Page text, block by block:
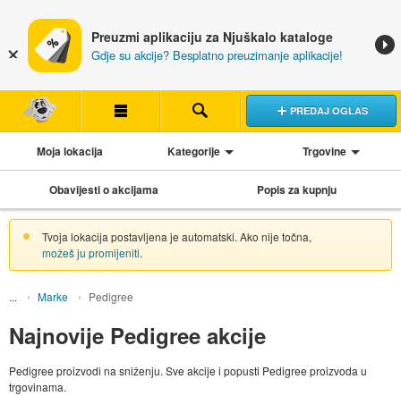
Preuzmi aplikaciju za Njuškalo kataloge
Gdje su akcije? Besplatno preuzimanje aplikacije!
PREDAJ OGLAS
Moja lokacija Kategorije Trgovine
Obavijesti o akcijama Popis za kupnju
Tvoja lokacija postavljena je automatski. Ako nije točna,
možeš ju promijeniti.
Marke Pedigree
Najnovije Pedigree akcije
Pedigree proizvodi na sniženju. Sve akcije i popusti Pedigree proizvoda u
trgovinama.